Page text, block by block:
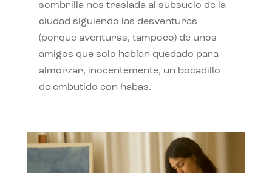
sombrilla nos traslada al subsuelo de la
ciudad siguiendo las desventuras
(porque aventuras, tampoco) de unos
amigos que solo habían quedado para
almorzar, inocentemente, un bocadillo
de embutido con habas.